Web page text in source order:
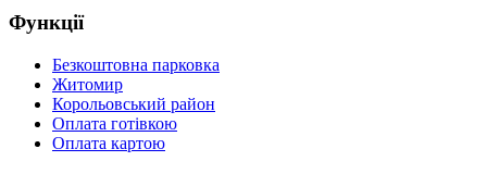
Функції
Безкоштовна парковка
Житомир
Корольовський район
Оплата готівкою
Оплата картою